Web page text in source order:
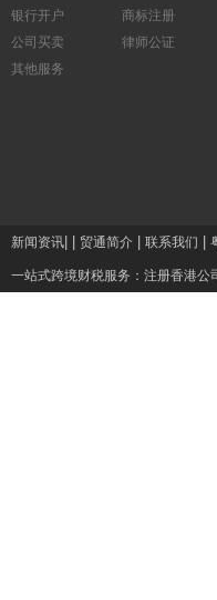
银行开户
商标注册
公司买卖
律师公证
其他服务
新闻资讯 贸通简介 联系我们
一站式跨境财税服务： 注册香港公